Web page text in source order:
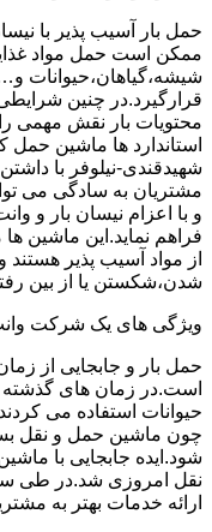
حمل بار آسیب پذیر با
ممکن است حمل مواد
شیشه،گیاهان،حیوانات
قرارگیرد.در چنین
محتویات بار نقش مهمی
استاندارد ها ماشین حمل
شهیدقندی-نیلوفر با
مشتریان به سادگی می
و با اعزام نیسان بار و
فراهم نماید.این ماشین
از مواد آسیب پذیر
شدن،شکستن یا از بین
ویژگی های یک شرکت
حمل بار و جابجایی از
است.در زمان های گذشته
حیوانات استفاده می
چون ماشین حمل و نقل
شود.ایده جابجایی با
نقل امروزی شد.در طی
ارائه خدمات بهتر به